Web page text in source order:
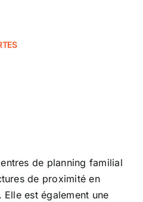
de planning familial
de proximité en
est également une